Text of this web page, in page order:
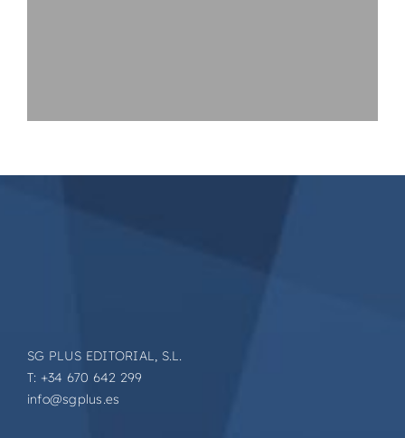
SG PLUS EDITORIAL, S.L.
T: +34 670 642 299
info@sgplus.es